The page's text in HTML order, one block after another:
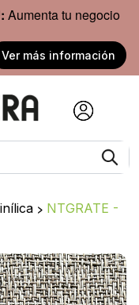
Aumenta tu negocio
Ver más información
> NTGRATE -